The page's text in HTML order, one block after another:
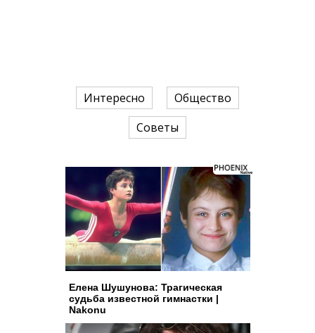
Интересно
Общество
Советы
Елена Шушунова: Трагическая
судьба известной гимнастки |
Nakonu